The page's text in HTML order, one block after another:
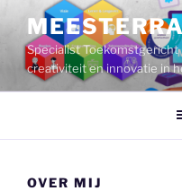
inhoud
Specialist
creativiteit en innovatie in
OVER MIJ